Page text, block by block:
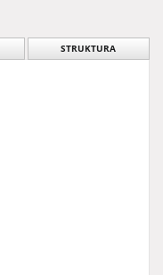
STRUKTURA